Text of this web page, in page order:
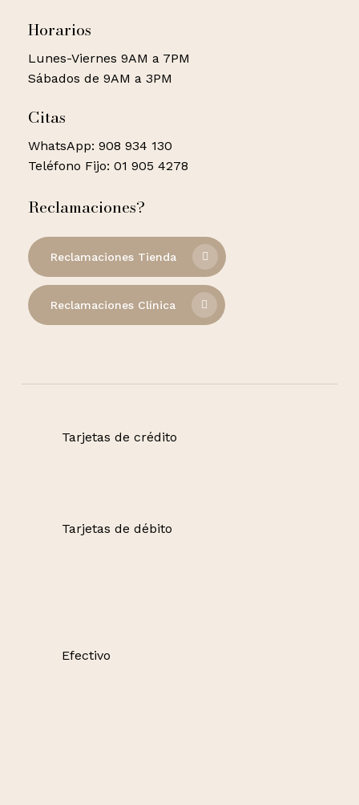
Horarios
Lunes-Viernes 9AM a 7PM
Sábados de 9AM a 3PM
Citas
WhatsApp: 908 934 130
Teléfono Fijo: 01 905 4278
Reclamaciones?
Reclamaciones Tienda
Reclamaciones Clínica
Tarjetas de crédito
Tarjetas de débito
Efectivo